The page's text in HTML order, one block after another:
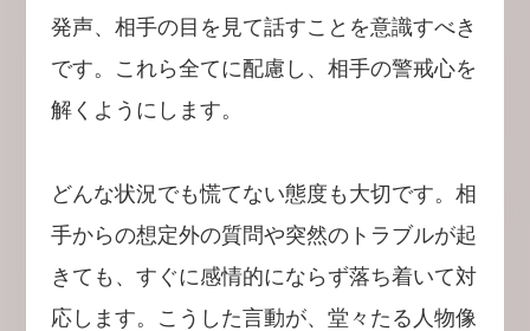
発声、相手の目を見て話すことを意識すべき
です。これら全てに配慮し、相手の警戒心を
解くようにします。
どんな状況でも慌てない態度も大切です。相
手からの想定外の質問や突然のトラブルが起
きても、すぐに感情的にならず落ち着いて対
応します。こうした言動が、堂々たる人物像